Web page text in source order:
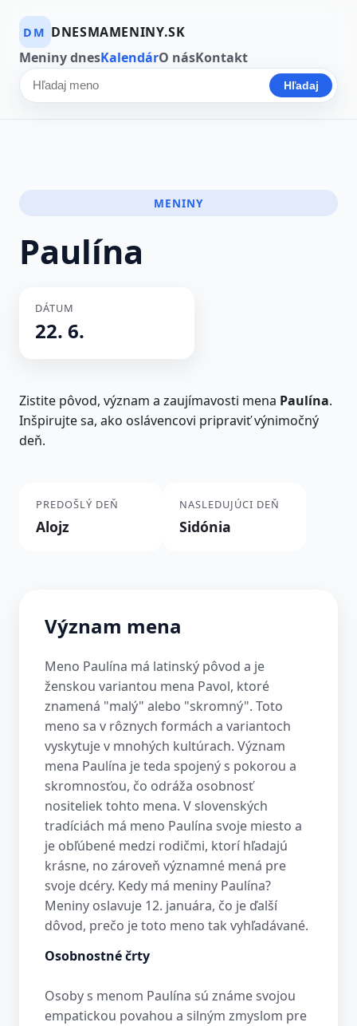
DM DNESMAMENINY.SK
Meniny dnesKalendárO násKontakt
Hľadať meno Hľadaj
MENINY
Paulína
DÁTUM
22. 6.
Zistite pôvod, význam a zaujímavosti mena Paulína.
Inšpirujte sa, ako oslávencovi pripraviť výnimočný
deň.
PREDOŠLÝ DEŇ
Alojz
NASLEDUJÚCI DEŇ
Sidónia
Význam mena
Meno Paulína má latinský pôvod a je
ženskou variantou mena Pavol, ktoré
znamená "malý" alebo "skromný". Toto
meno sa v rôznych formách a variantoch
vyskytuje v mnohých kultúrach. Význam
mena Paulína je teda spojený s pokorou a
skromnosťou, čo odráža osobnosť
nositeliek tohto mena. V slovenských
tradíciách má meno Paulína svoje miesto a
je obľúbené medzi rodičmi, ktorí hľadajú
krásne, no zároveň významné mená pre
svoje dcéry. Kedy má meniny Paulína?
Meniny oslavuje 12. januára, čo je ďalší
dôvod, prečo je toto meno tak vyhľadávané.
Osobnostné črty
Osoby s menom Paulína sú známe svojou
empatickou povahou a silným zmyslom pre